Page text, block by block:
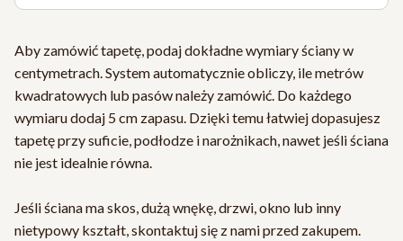
Aby zamówić tapetę, podaj dokładne wymiary ściany w
centymetrach. System automatycznie obliczy, ile metrów
kwadratowych lub pasów należy zamówić. Do każdego
wymiaru dodaj 5 cm zapasu. Dzięki temu łatwiej dopasujesz
tapetę przy suficie, podłodze i narożnikach, nawet jeśli ściana
nie jest idealnie równa.
Jeśli ściana ma skos, dużą wnękę, drzwi, okno lub inny
nietypowy kształt, skontaktuj się z nami przed zakupem.